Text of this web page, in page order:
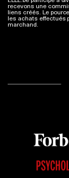
recevons une
liens créés. Le
les achats effectués
marchand. Plus d'infos